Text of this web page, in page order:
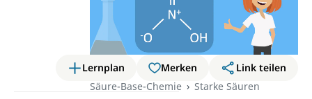
Lernplan Merken
Link teilen
Säure-Base-Chemie
Starke Säuren